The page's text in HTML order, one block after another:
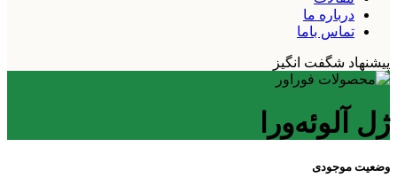
درباره ما
تماس باما
پیشنهاد شگفت انگیز
ژل آلوئه‌ورا
وضعیت موجودی